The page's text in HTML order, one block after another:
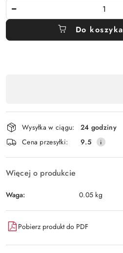
Do koszyka
płatność
i
dostawa
Wysyłka w ciągu:
24 godziny
Cena przesyłki:
9.5
Więcej o produkcie
Waga: 0.05 kg
Pobierz produkt do PDF